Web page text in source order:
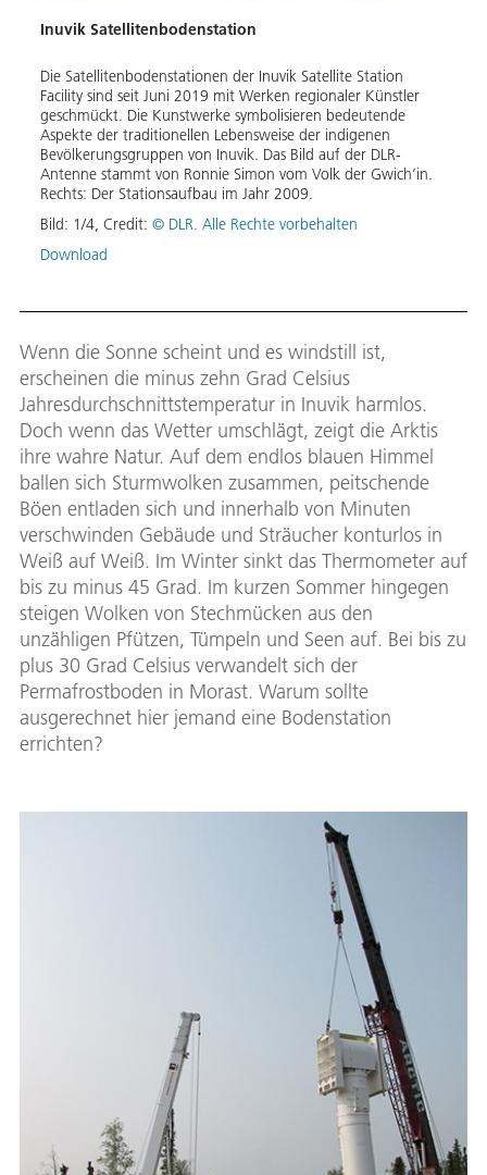
Inuvik Satellitenbodenstation
Die Satellitenbodenstationen der Inuvik Satellite Station
Facility sind seit Juni 2019 mit Werken regionaler Künstler
geschmückt. Die Kunstwerke symbolisieren bedeutende
Aspekte der traditionellen Lebensweise der indigenen
Bevölkerungsgruppen von Inuvik. Das Bild auf der DLR-
Antenne stammt von Ronnie Simon vom Volk der Gwich’in.
Rechts: Der Stationsaufbau im Jahr 2009.
Bild: 1/4, Credit: © DLR. Alle Rechte vorbehalten
Download
Wenn die Sonne scheint und es windstill ist,
erscheinen die minus zehn Grad Celsius
Jahresdurchschnittstemperatur in Inuvik harmlos.
Doch wenn das Wetter umschlägt, zeigt die Arktis
ihre wahre Natur. Auf dem endlos blauen Himmel
ballen sich Sturmwolken zusammen, peitschende
Böen entladen sich und innerhalb von Minuten
verschwinden Gebäude und Sträucher konturlos in
Weiß auf Weiß. Im Winter sinkt das Thermometer auf
bis zu minus 45 Grad. Im kurzen Sommer hingegen
steigen Wolken von Stechmücken aus den
unzähligen Pfützen, Tümpeln und Seen auf. Bei bis zu
plus 30 Grad Celsius verwandelt sich der
Permafrostboden in Morast. Warum sollte
ausgerechnet hier jemand eine Bodenstation
errichten?